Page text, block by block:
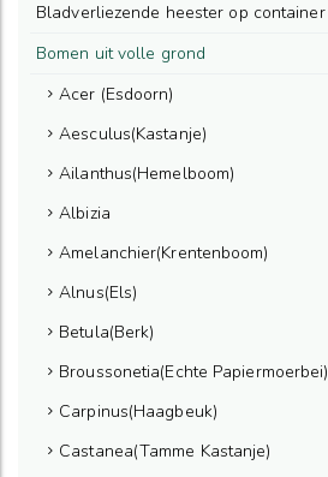
Bladverliezende heester op container
Bomen uit volle grond
Acer (Esdoorn)
Aesculus(Kastanje)
Ailanthus(Hemelboom)
Albizia
Amelanchier(Krentenboom)
Alnus(Els)
Betula(Berk)
Broussonetia(Echte Papiermoerbei)
Carpinus(Haagbeuk)
Castanea(Tamme Kastanje)